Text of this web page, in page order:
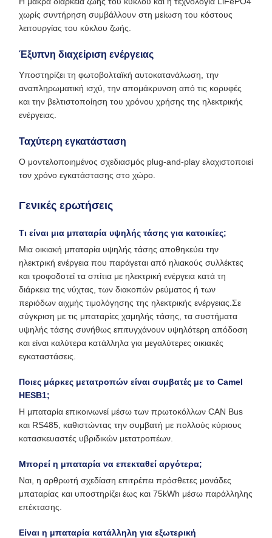
χωρίς συντήρηση συμβάλλουν στη μείωση του κόστους
λειτουργίας του κύκλου ζωής.
Έξυπνη διαχείριση ενέργειας
Υποστηρίζει τη φωτοβολταϊκή αυτοκατανάλωση, την
αναπληρωματική ισχύ, την απομάκρυνση από τις κορυφές
και την βελτιστοποίηση του χρόνου χρήσης της ηλεκτρικής
ενέργειας.
Ταχύτερη εγκατάσταση
Ο μοντελοποιημένος σχεδιασμός plug-and-play ελαχιστοποιεί
τον χρόνο εγκατάστασης στο χώρο.
Γενικές ερωτήσεις
Τι είναι μια μπαταρία υψηλής τάσης για κατοικίες;
Μια οικιακή μπαταρία υψηλής τάσης αποθηκεύει την
ηλεκτρική ενέργεια που παράγεται από ηλιακούς συλλέκτες
και τροφοδοτεί τα σπίτια με ηλεκτρική ενέργεια κατά τη
διάρκεια της νύχτας, των διακοπών ρεύματος ή των
περιόδων αιχμής τιμολόγησης της ηλεκτρικής ενέργειας.Σε
σύγκριση με τις μπαταρίες χαμηλής τάσης, τα συστήματα
υψηλής τάσης συνήθως επιτυγχάνουν υψηλότερη απόδοση
και είναι καλύτερα κατάλληλα για μεγαλύτερες οικιακές
εγκαταστάσεις.
Ποιες μάρκες μετατροπών είναι συμβατές με το Camel
HESB1;
Η μπαταρία επικοινωνεί μέσω των πρωτοκόλλων CAN Bus
και RS485, καθιστώντας την συμβατή με πολλούς κύριους
κατασκευαστές υβριδικών μετατροπέων.
Μπορεί η μπαταρία να επεκταθεί αργότερα;
Ναι, η αρθρωτή σχεδίαση επιτρέπει πρόσθετες μονάδες
μπαταρίας και υποστηρίζει έως και 75kWh μέσω παράλληλης
επέκτασης.
Είναι η μπαταρία κατάλληλη για εξωτερική